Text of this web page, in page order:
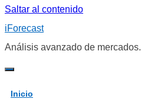
Saltar al contenido
iForecast
Análisis avanzado de mercados.
Inicio